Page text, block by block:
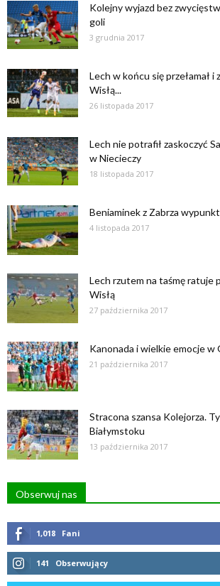
Kolejny wyjazd bez
goli
3 grudnia 2017
Lech w końcu się przełamał
Wisłą...
26 listopada 2017
Lech nie potrafił zaskoczyć
w Niecieczy
18 listopada 2017
Beniaminek z Zabrza
4 listopada 2017
Lech rzutem na taśmę ratuje
Wisłą
27 października 2017
Kanonada i wielkie emocje w
21 października 2017
Stracona szansa Kolejorza.
Białymstoku
13 października 2017
Obserwuj nas
1,018 Fani
141 Obserwujący